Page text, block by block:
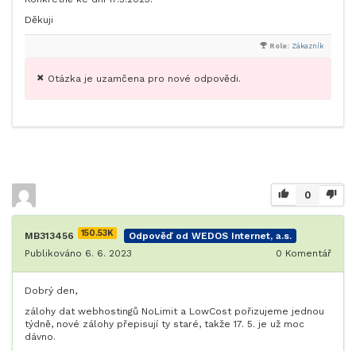
Děkuji
Role: Zákazník
Otázka je uzamčena pro nové odpovědi.
0
MB313456 150.53K
Odpověď od WEDOS Internet, a.s.
Publikováno 6. 6. 2023
0 Komentář
Dobrý den,
zálohy dat webhostingů NoLimit a LowCost pořizujeme jednou
týdně, nové zálohy přepisují ty staré, takže 17. 5. je už moc
dávno.